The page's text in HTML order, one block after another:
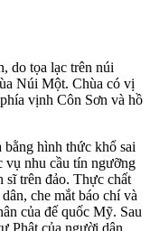
do tọa lạc trên núi
Núi Một. Chùa có vị
vịnh Côn Sơn và hồ
hình thức khổ sai
vụ nhu cầu tín ngưỡng
sĩ trên đảo. Thực chất
che mắt báo chí và
của đế quốc Mỹ. Sau